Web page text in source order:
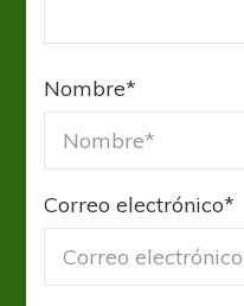
Nombre*
Correo electrónico*